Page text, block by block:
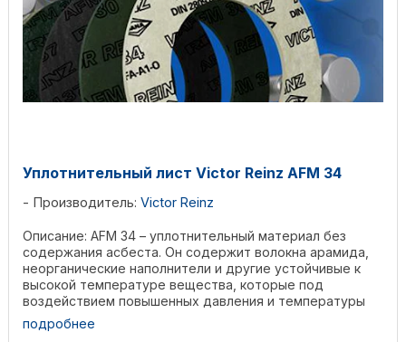
Уплотнительный лист Victor Reinz AFM 34
Производитель: Victor Reinz
Описание: AFM 34 – уплотнительный материал без
содержания асбеста. Он содержит волокна арамида,
неорганические наполнители и другие устойчивые к
высокой температуре вещества, которые под
воздействием повышенных давления и температуры
создают ...
подробнее